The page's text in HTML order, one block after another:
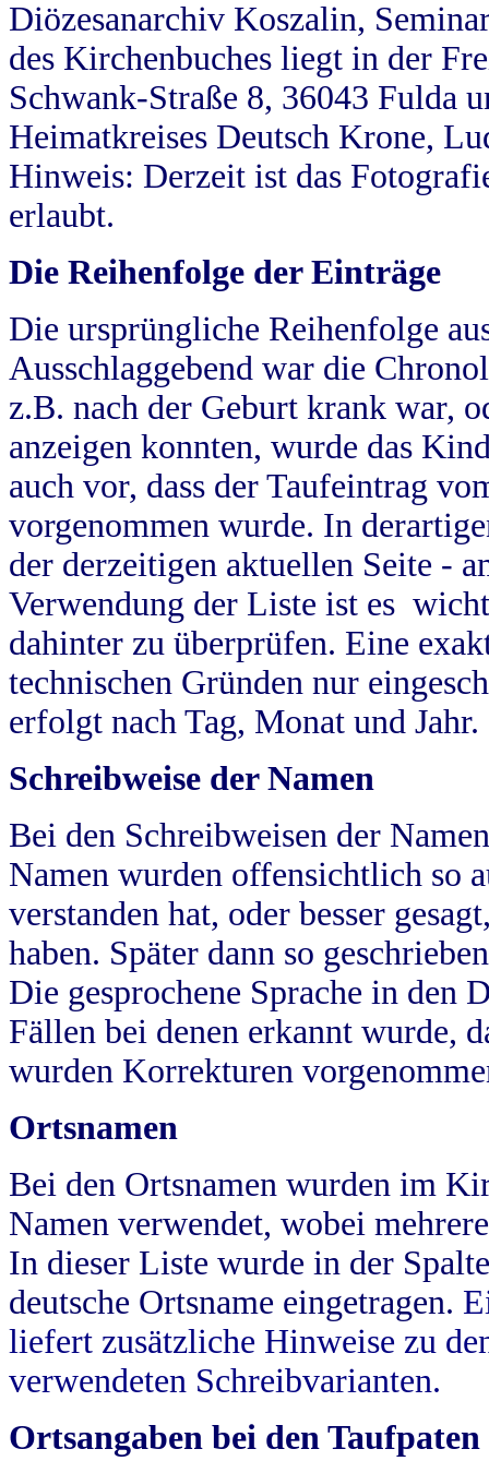
Diözesanarchiv Koszalin,
des Kirchenbuches liegt in der
Schwank-Straße 8, 36043 Fulda
Heimatkreises Deutsch Krone,
Hinweis: Derzeit ist das
erlaubt.
Die Reihenfolge der Einträge
Die ursprüngliche Reihenfolge
Ausschlaggebend war die
z.B. nach der Geburt krank war,
anzeigen konnten, wurde das
auch vor, dass der Taufeintrag
vorgenommen wurde. In
der derzeitigen aktuellen Seite -
Verwendung der Liste ist es
dahinter zu überprüfen. Eine
technischen Gründen nur
erfolgt nach Tag, Monat und Jahr.
Schreibweise der Namen
Bei den Schreibweisen der
Namen wurden offensichtlich so
verstanden hat, oder besser
haben. Später dann so
Die gesprochene Sprache in
Fällen bei denen erkannt wurde,
wurden Korrekturen
Ortsnamen
Bei den Ortsnamen wurden im
Namen verwendet, wobei
In dieser Liste wurde in der
deutsche Ortsname eingetragen.
liefert zusätzliche Hinweise zu
verwendeten Schreibvarianten.
Ortsangaben bei den Taufpaten